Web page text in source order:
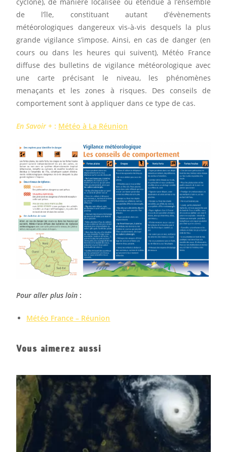
de l’île, constituant autant d’évènements
météorologiques dangereux vis-à-vis desquels la plus
grande vigilance s’impose. Ainsi, en cas de danger (en
cours ou dans les heures qui suivent), Météo France
diffuse des bulletins de vigilance météorologique avec
une carte précisant le niveau, les phénomènes
menaçants et les zones à risques. Des conseils de
comportement sont à appliquer dans ce type de cas.
En Savoir + : Météo à La Réunion
Pour aller plus loin :
Météo France – Réunion
Vous aimerez aussi